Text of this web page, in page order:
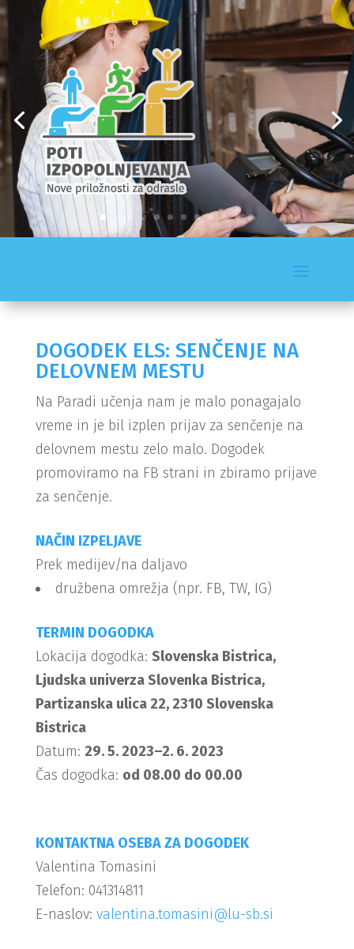
DOGODEK ELS: SENČENJE NA
DELOVNEM MESTU
Na Paradi učenja nam je malo ponagajalo
vreme in je bil izplen prijav za senčenje na
delovnem mestu zelo malo. Dogodek
promoviramo na FB strani in zbiramo prijave
za senčenje.
NAČIN IZPELJAVE
Prek medijev/na daljavo
družbena omrežja (npr. FB, TW, IG)
TERMIN DOGODKA
Lokacija dogodka: Slovenska Bistrica,
Ljudska univerza Slovenka Bistrica,
Partizanska ulica 22, 2310 Slovenska
Bistrica
Datum: 29. 5. 2023–2. 6. 2023
Čas dogodka: od 08.00 do 00.00
KONTAKTNA OSEBA ZA DOGODEK
Valentina Tomasini
Telefon: 041314811
E-naslov: valentina.tomasini@lu-sb.si